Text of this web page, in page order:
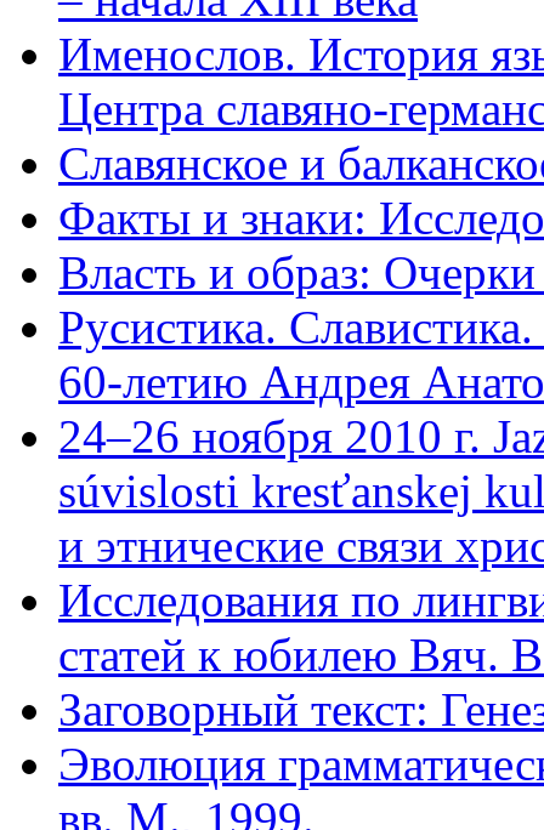
Именослов. История
Центра славяно-
Славянское и
Факты и знаки:
Власть и образ:
Русистика.
60-летию Андрея
24–26 ноября 2010 г.
súvislosti kresťanskej
и этнические связи
Исследования по
статей к юбилею Вяч.
Заговорный текст:
Эволюция
вв. М., 1999.